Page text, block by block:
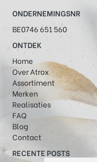
ONDERNEMINGSNR
BE0746 651 560
ONTDEK
Home
Over Atrox
Assortiment
Merken
Realisaties
FAQ
Blog
Contact
RECENTE POSTS